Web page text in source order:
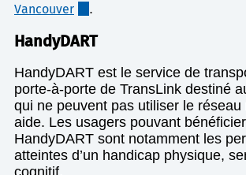
Vancouver
.
HandyDART
HandyDART est le service de
porte-à-porte de TransLink destiné
qui ne peuvent pas utiliser le réseau
aide. Les usagers pouvant
HandyDART sont notamment les
atteintes d’un handicap physique,